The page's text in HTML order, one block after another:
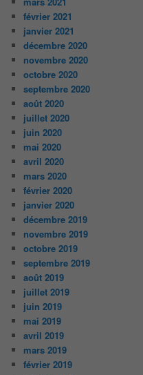
février 2021
janvier 2021
décembre 2020
novembre 2020
octobre 2020
septembre 2020
août 2020
juillet 2020
juin 2020
mai 2020
avril 2020
mars 2020
février 2020
janvier 2020
décembre 2019
novembre 2019
octobre 2019
septembre 2019
août 2019
juillet 2019
juin 2019
mai 2019
avril 2019
mars 2019
février 2019